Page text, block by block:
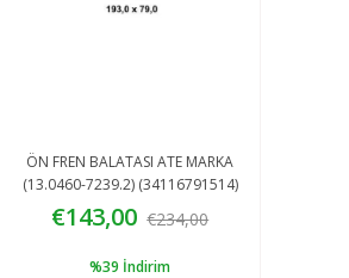
ÖN FREN BALATASI ATE MARKA
(13.0460-7239.2) (34116791514)
€143,00 €234,00
%39 İndirim